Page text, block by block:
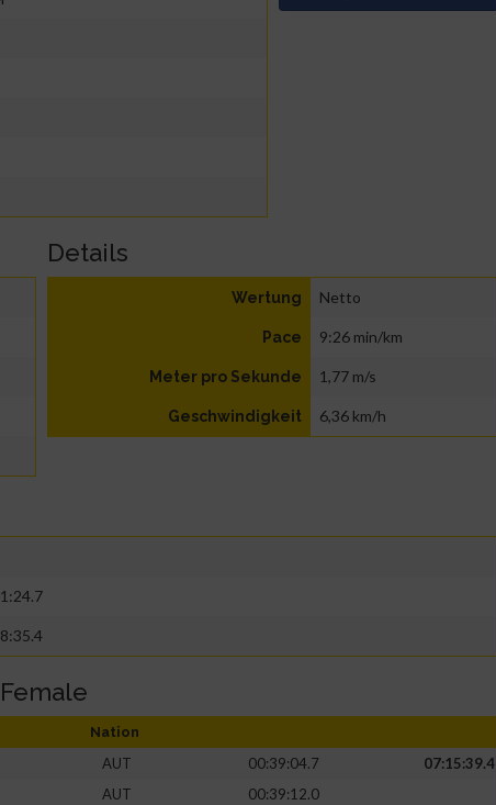
Details
Wertung Netto
Pace 9:26 min/km
Meter pro Sekunde 1,77 m/s
Geschwindigkeit 6,36 km/h
Nation
AUT 00:39:04.7
07:15:39.4
AUT
00:39:12.0